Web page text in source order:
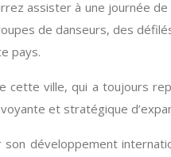
assister à une journée
de danseurs, des
pays.
ville, qui a toujours
et stratégique
développement